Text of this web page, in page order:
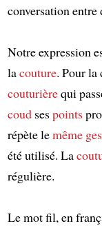
conversation entre
Notre expression
lacouture. Pour la
couturièrequi
coudsespoints
répète lemême
été utilisé. La
régulière.
Le mot fil, en